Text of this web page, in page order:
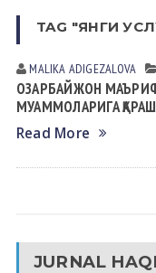
TAG "ЯНГИ
MALIKA АDIGEZАLOVА
ОЗАРБАЙЖОН
МУАММОЛАРИГА
Read More
JURNAL